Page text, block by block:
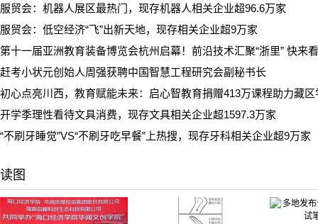
服贸会：机器人展区最热门，现存机器人相关企业超96.6万家
服贸会：低空经济“飞”出新天地，现存相关企业超9万家
第十一届亚洲教育装备博览会杭州启幕！前沿技术汇聚“浙里” 快来
赶考小状元创始人周强获聘中国智慧工程研究会副秘书长
初心点亮川西，教育赋能未来：启心智教育捐赠413万课程助力藏
开学季理性看待文具消费，现存文具相关企业超1597.3万家
“不刷牙睡觉”VS“不刷牙吃早餐”上热搜，现存牙科相关企业超9万家
读图